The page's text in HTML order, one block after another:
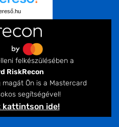
felkészülésében a
RiskRecon
Ön is a Mastercard
segítségével!
kattintson ide!